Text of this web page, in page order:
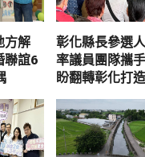
方解
聯誼6
彰化縣長參選
率議員團隊攜
盼翻轉彰化打